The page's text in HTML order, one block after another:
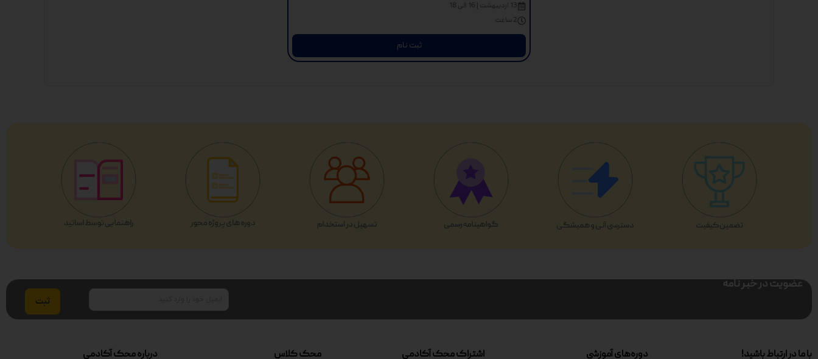
13 اردیبهشت | 16 الی 18
2 ساعت
ثبت نام
عضویت در خبر نامه
با ما در ارتباط باشید! دوره‌های آموزشی اشتراک محک آکادمی محک کلاس درباره محک آکادمی